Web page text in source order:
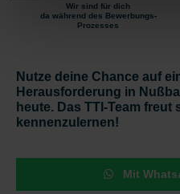
Wir sind für dich
da während des Bewerbungs-
Prozesses
Nutze deine Chance auf
Herausforderung in
heute. Das TTI-Team freut
kennenzulernen!
Mit